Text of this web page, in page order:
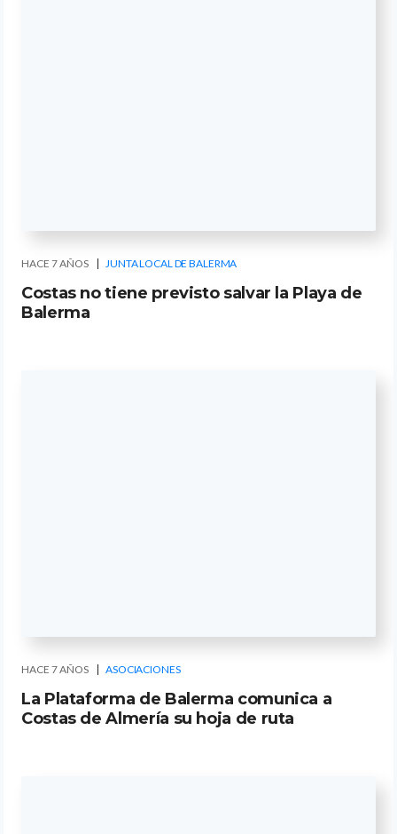
HACE 7 AÑOS JUNTA LOCAL DE BALERMA
Costas no tiene previsto salvar la Playa de
Balerma
HACE 7 AÑOS ASOCIACIONES
La Plataforma de Balerma comunica a
Costas de Almería su hoja de ruta